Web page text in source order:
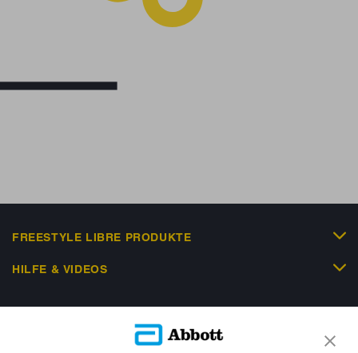
FREESTYLE LIBRE PRODUKTE
HILFE & VIDEOS